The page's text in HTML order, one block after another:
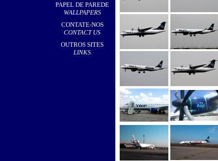
PAPEL DE PAREDE
WALLPAPERS
CONTATE-NOS
CONTACT US
OUTROS SITES
LINKS